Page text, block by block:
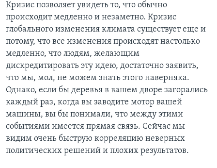
Кризис позволяет увидеть то, что обычно
происходит медленно и незаметно. Кризис
глобального изменения климата существует еще и
потому, что все изменения происходят настолько
медленно, что людям, желающим
дискредитировать эту идею, достаточно заявить,
что мы, мол, не можем знать этого наверняка.
Однако, если бы деревья в вашем дворе загорались
каждый раз, когда вы заводите мотор вашей
машины, вы бы понимали, что между этими
событиями имеется прямая связь. Сейчас мы
видим очень быструю корреляцию неверных
политических решений и плохих результатов.